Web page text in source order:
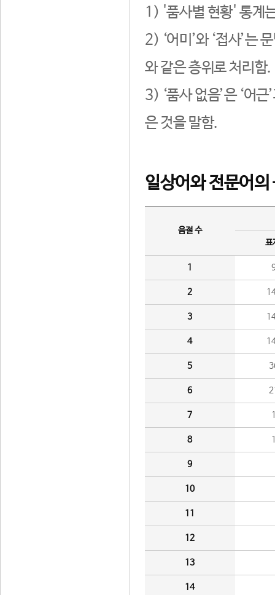
1) '품사별 현황' 통계
2) ‘어미’와 ‘접사’는
와 같은 층위로 처리함.
3) ‘품사 없음’은 ‘어
은 것을 말함.
일상어와 전문어의
음절 수
표
1
2
3
4
5
6
7
8
9
10
11
12
13
14